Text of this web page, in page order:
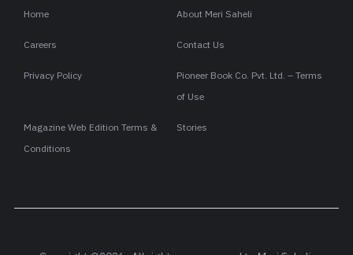
Home About Meri Saheli
Careers Contact Us
Privacy Policy
Pioneer Book Co. Pvt. Ltd. – Terms
of Use
Magazine Web Edition Terms &
Conditions
Stories